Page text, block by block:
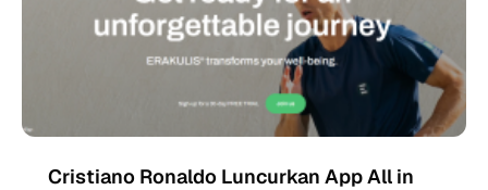
Cristiano Ronaldo Luncurkan App All in